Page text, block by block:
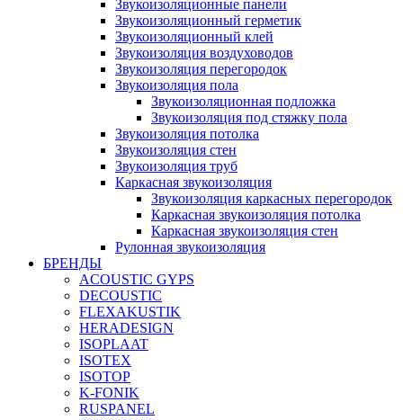
Звукоизоляционные панели
Звукоизоляционный герметик
Звукоизоляционный клей
Звукоизоляция воздуховодов
Звукоизоляция перегородок
Звукоизоляция пола
Звукоизоляционная подложка
Звукоизоляция под стяжку пола
Звукоизоляция потолка
Звукоизоляция стен
Звукоизоляция труб
Каркасная звукоизоляция
Звукоизоляция каркасных перегородок
Каркасная звукоизоляция потолка
Каркасная звукоизоляция стен
Рулонная звукоизоляция
БРЕНДЫ
ACOUSTIC GYPS
DECOUSTIC
FLEXAKUSTIK
HERADESIGN
ISOPLAAT
ISOTEX
ISOTOP
K-FONIK
RUSPANEL